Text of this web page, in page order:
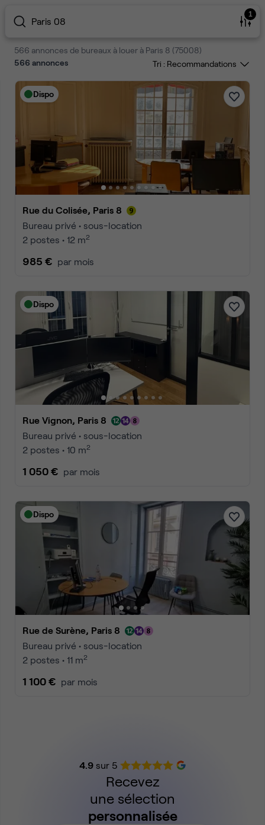
Paris 08
1
566 annonces de bureaux à louer à Paris 8 (75008)
566 annonces Tri :
Dispo
Rue du Colisée, Paris 8
Bureau privé • sous-location
2 postes • 12 m2
985 € par mois
Dispo
Rue Vignon, Paris 8
Bureau privé • sous-location
2 postes • 10 m2
1 050 € par mois
Dispo
Rue de Surène, Paris 8
Bureau privé • sous-location
2 postes • 11 m2
1 100 € par mois
4.9sur 5
Recevez
une sélection
personnalisée